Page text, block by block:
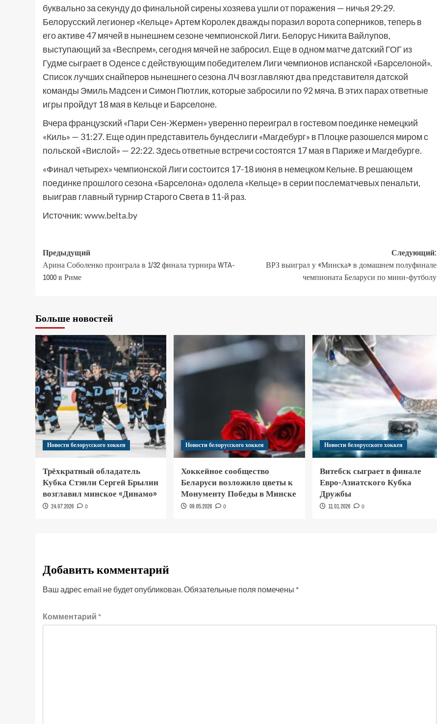
буквально за секунду до финальной сирены хозяева ушли от поражения — ничья 29:29.
Белорусский легионер «Кельце» Артем Королек дважды поразил ворота соперников, теперь в
его активе 47 мячей в нынешнем сезоне чемпионской Лиги. Белорус Никита Вайлупов,
выступающий за «Веспрем», сегодня мячей не забросил. Еще в одном матче датский ГОГ из
Гудме сыграет в Оденсе с действующим победителем Лиги чемпионов испанской «Барселоной».
Список лучших снайперов нынешнего сезона ЛЧ возглавляют два представителя датской
команды Эмиль Мадсен и Симон Пютлик, которые забросили по 92 мяча. В этих парах ответные
игры пройдут 18 мая в Кельце и Барселоне.
Вчера французский «Пари Сен-Жермен» уверенно переиграл в гостевом поединке немецкий
«Киль» — 31:27. Еще один представитель бундеслиги «Магдебург» в Плоцке разошелся миром с
польской «Вислой» — 22:22. Здесь ответные встречи состоятся 17 мая в Париже и Магдебурге.
«Финал четырех» чемпионской Лиги состоится 17-18 июня в немецком Кельне. В решающем
поединке прошлого сезона «Барселона» одолела «Кельце» в серии послематчевых пенальти,
выиграв главный турнир Старого Света в 11-й раз.
Источник:www.belta.by
Предыдущий
Арина Соболенко проиграла в 1/32 финала турнира WTA-
1000 в Риме
Следующий:
ВРЗ выиграл у «Минска» в домашнем полуфинале
чемпионата Беларуси по мини-футболу
Больше новостей
Новости белорусского хоккея
Трёхкратный обладатель
Кубка Стэнли Сергей Брылин
возглавил минское «Динамо»
24.07.2026 0
Новости белорусского хоккея
Хоккейное сообщество
Беларуси возложило цветы к
Монументу Победы в Минске
09.05.2026 0
Новости белорусского хоккея
Витебск сыграет в финале
Евро-Азиатского Кубка
Дружбы
11.01.2026 0
Добавить комментарий
Ваш адрес email не будет опубликован.Обязательные поля помечены *
Комментарий *